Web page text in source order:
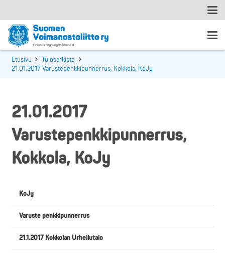
Etusivu
Tulosarkisto
21.01.2017 Varustepenkkipunnerrus, Kokkola, KoJy
21.01.2017
Varustepenkkipunnerrus,
Kokkola, KoJy
KoJy
Varuste penkkipunnerrus
21.1.2017 Kokkolan Urheilutalo